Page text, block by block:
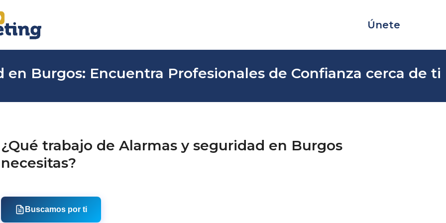
Únete
en Burgos: Encuentra Profesionales de Confianza cerca de ti
¿Qué trabajo de Alarmas y seguridad en Burgos
necesitas?
Buscamos por ti